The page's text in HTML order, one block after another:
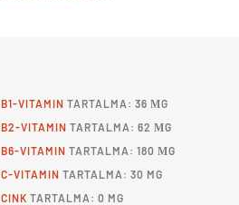
B1-VITAMIN TARTALMA: 36 ΜG
B2-VITAMIN TARTALMA: 62 ΜG
B6-VITAMIN TARTALMA: 180 ΜG
C-VITAMIN TARTALMA: 30 MG
CINK TARTALMA: 0 MG